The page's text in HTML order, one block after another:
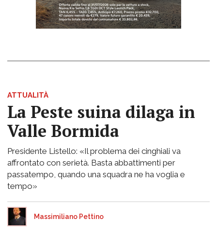
ATTUALITÀ
La Peste suina dilaga in
Valle Bormida
Presidente Listello: «Il problema dei cinghiali va
affrontato con serietà. Basta abbattimenti per
passatempo, quando una squadra ne ha voglia e
tempo»
Massimiliano Pettino